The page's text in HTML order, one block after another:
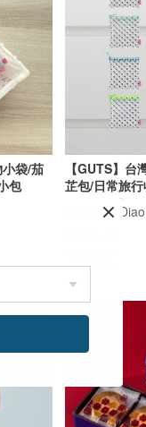
小袋/茄
包
【GUTS】
芷包/日常旅
布調 | Bu Diao